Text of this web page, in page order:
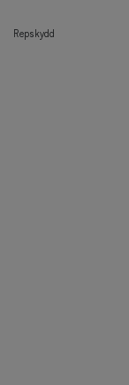
Repskydd